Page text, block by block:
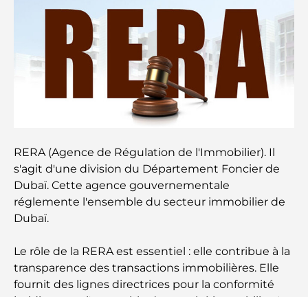
Investors and Residents
Best Schools in Downtown Dubai: A Guide for
Families
Que faire à Dubaï en été : le guide ultime pour
profiter de la chaleur
présents attentionnés et intemporels
Écoles à proximité de Palm Jumeirah : un guide
complet pour les familles
votre guide ultime
Les meilleurs cafés avec vue à Dubaï : un parfait
RERA (Agence de Régulation de l'Immobilier). Il
s'agit d'une division du Département Foncier de
Dubaï. Cette agence gouvernementale
réglemente l'ensemble du secteur immobilier de
Dubaï.
Le rôle de la RERA est essentiel : elle contribue à la
transparence des transactions immobilières. Elle
fournit des lignes directrices pour la conformité